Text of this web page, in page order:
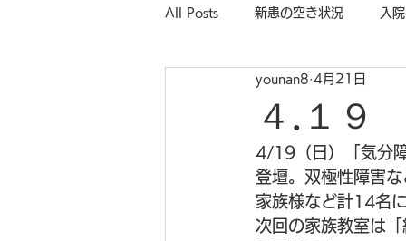
All Posts 新患の空き状況 入
４.１９
younan8 4月21日
4/19（日）「気分
登壇。双極性障害
家族様など計14名
次回の家族教室は